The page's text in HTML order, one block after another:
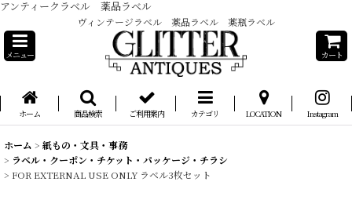
アンティークラベル 薬品ラベル
ヴィンテージラベル 薬品ラベル 薬瓶ラベル
メニュー カート
ホーム 商品検索 ご利用案内 カテゴリ LOCATION Instagram
ホーム > 紙もの・文具・事務
> ラベル・クーポン・チケット・パッケージ・チラシ
> FOR EXTERNAL USE ONLY ラベル3枚セット